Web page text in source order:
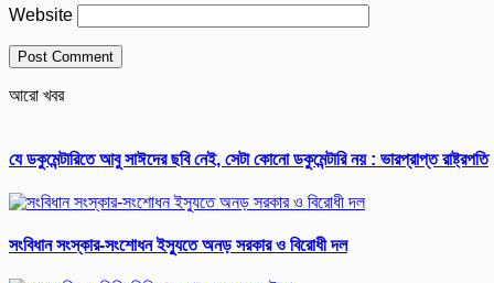
Website
আরো খবর
যে ডকুমেন্টারিতে আবু সাঈদের ছবি নেই, সেটা কোনো ডকুমেন্টারি নয় : ভারপ্রাপ্ত রাষ্ট্রপতি
সংবিধান সংস্কার-সংশোধন ইস্যুতে অনড় সরকার ও বিরোধী দল